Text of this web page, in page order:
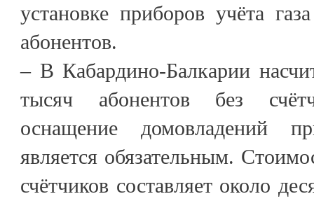
установке приборов учёта
абонентов.
– В Кабардино-Балкарии
тысяч абонентов без
оснащение домовладений
является обязательным.
счётчиков составляет около